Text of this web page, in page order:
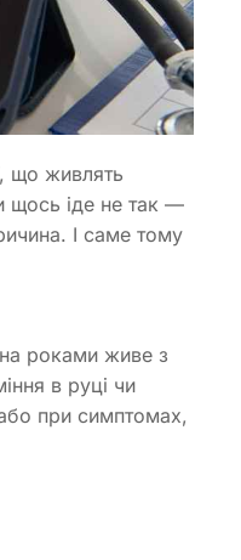
що живлять
щось іде не так —
І саме тому
роками живе з
в руці чи
при симптомах,